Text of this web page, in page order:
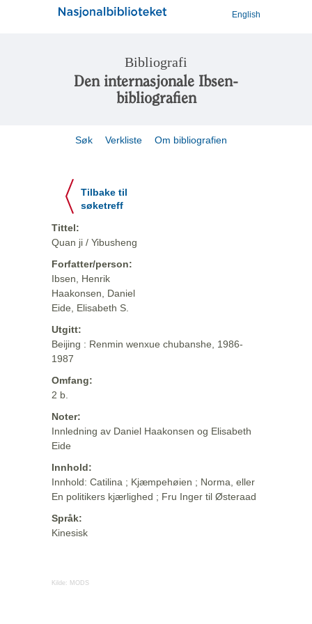
English
Bibliografi
Den internasjonale Ibsen-
bibliografien
Søk Verkliste Om bibliografien
Tilbake til
søketreff
Tittel:
Quan ji / Yibusheng
Forfatter/person:
Ibsen, Henrik
Haakonsen, Daniel
Eide, Elisabeth S.
Utgitt:
Beijing : Renmin wenxue chubanshe, 1986-
1987
Omfang:
2 b.
Noter:
Innledning av Daniel Haakonsen og Elisabeth
Eide
Innhold:
Innhold: Catilina ; Kjæmpehøien ; Norma, eller
En politikers kjærlighed ; Fru Inger til Østeraad
Språk:
Kinesisk
Kilde: MODS